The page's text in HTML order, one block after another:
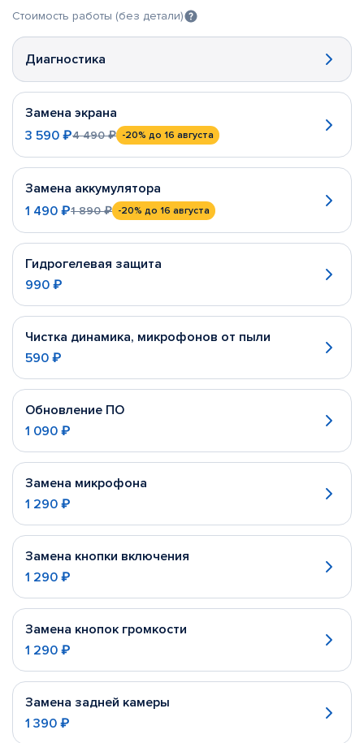
Стоимость работы (без детали)
Диагностика
Замена экрана
3 590 ₽4 490 ₽ -20% до 16 августа
Замена аккумулятора
1 490 ₽1 890 ₽ -20% до 16 августа
Гидрогелевая защита
990 ₽
Чистка динамика, микрофонов от пыли
590 ₽
Обновление ПО
1 090 ₽
Замена микрофона
1 290 ₽
Замена кнопки включения
1 290 ₽
Замена кнопок громкости
1 290 ₽
Замена задней камеры
1 390 ₽